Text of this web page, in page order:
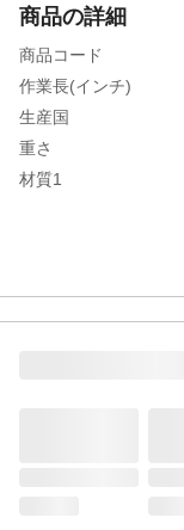
商品の詳細
商品コード
作業長(インチ)
生産国
重さ
材質1